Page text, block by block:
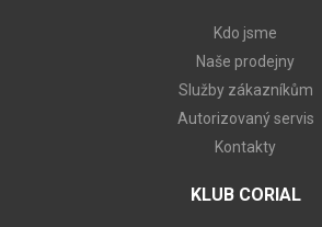
Kdo jsme
Naše prodejny
Služby zákazníkům
Autorizovaný servis
Kontakty
KLUB CORIAL